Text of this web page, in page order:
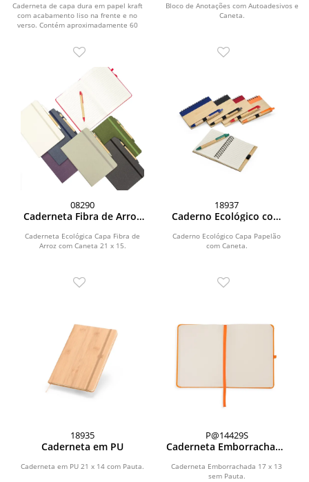
Caderneta de capa dura em papel kraft
com acabamento liso na frente e no
verso. Contém aproximadamente 60
Bloco de Anotações com Autoadesivos e
Caneta.
08290
Caderneta Fibra de Arroz
Caderneta Ecológica Capa Fibra de
Arroz com Caneta 21 x 15.
18937
Caderno Ecológico com
Caderno Ecológico Capa Papelão
com Caneta.
18935
Caderneta em PU
Caderneta em PU 21 x 14 com Pauta.
P@14429S
Caderneta Emborrachada
Caderneta Emborrachada 17 x 13
sem Pauta.